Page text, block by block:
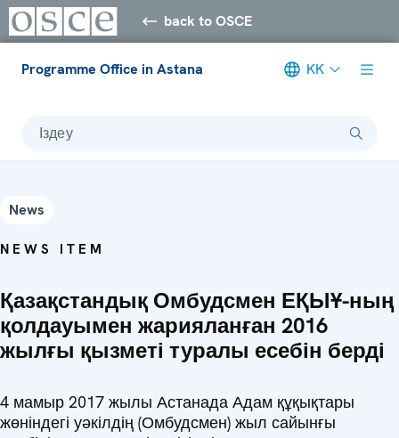
back to OSCE
Programme Office in Astana KK
Іздеу
News
NEWS ITEM
Қазақстандық Омбудсмен ЕҚЫҰ-ның
қолдауымен жарияланған 2016
жылғы қызметі туралы есебін берді
4 мамыр 2017 жылы Астанада Адам құқықтары
жөніндегі уәкілдің (Омбудсмен) жыл сайынғы